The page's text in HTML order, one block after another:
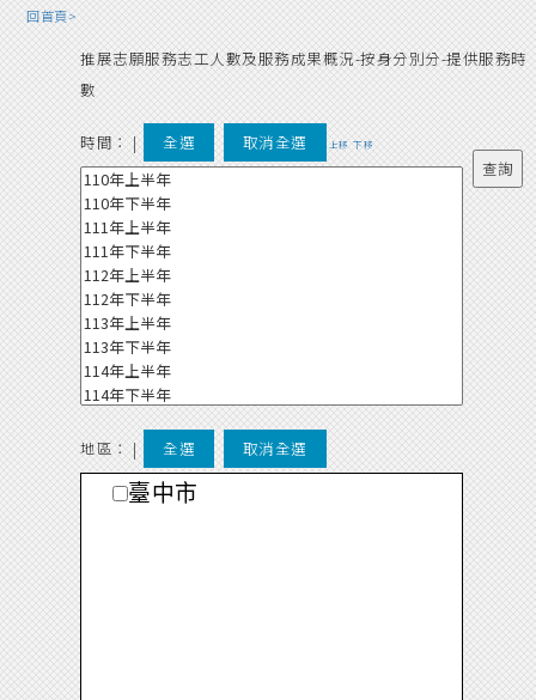
回首頁>
推展志願服務志工人數及服務成果概況-按身分別分-提供服務時
數
時間： | 全選 取消全選 上移 下移
地區： | 全選 取消全選
臺中市